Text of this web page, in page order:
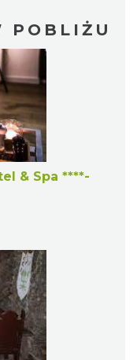
POBLIŻU
& Spa ****-